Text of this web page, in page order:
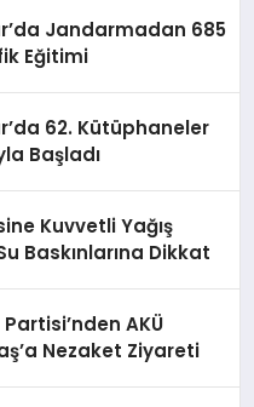
Jandarmadan 685
Eğitimi
62. Kütüphaneler
Başladı
Kuvvetli Yağış
Baskınlarına Dikkat
AKÜ
Nezaket Ziyareti